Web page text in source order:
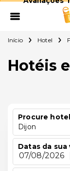
Início Hotel
Hotéis
Procure
Dijon
Datas da sua
07/08/2026